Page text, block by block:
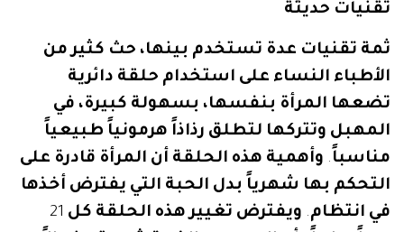
تقنيات حديثة
ثمة تقنيات عدة تستخدم بينها، حث كثير من
الأطباء النساء على استخدام حلقة دائرية
تضعها المرأة بنفسها، بسهولة كبيرة، في
المهبل وتتركها لتطلق رذاذاً هرمونياً طبيعياً
مناسباً . وأهمية هذه الحلقة أن المرأة قادرة على
التحكم بها شهرياً بدل الحبة التي يفترض أخذها
في انتظام. ويفترض تغيير هذه الحلقة كل 21